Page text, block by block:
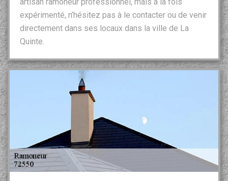
expérimenté, n’hésitez pas à le contacter ou de venir
directement dans ses locaux dans la ville de La
Quinte.